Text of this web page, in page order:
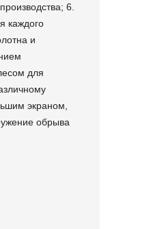
6.
каждого
и
для
экраном,
обрыва